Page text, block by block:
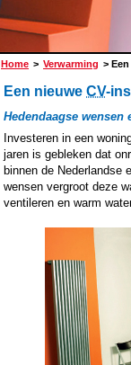
Home > Verwarming >
Een nieuwe CV-
Hedendaagse wensen
Investeren in een
jaren is gebleken dat
binnen de Nederlandse
wensen vergroot deze
ventileren en warm